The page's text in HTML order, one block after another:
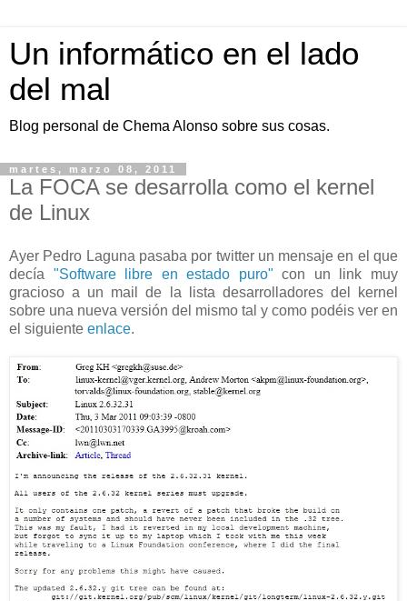
Un informático en el lado
del mal
Blog personal de Chema Alonso sobre sus cosas.
martes, marzo 08, 2011
La FOCA se desarrolla como el kernel
de Linux
Ayer Pedro Laguna pasaba por twitter un mensaje en el que
decía "Software libre en estado puro" con un link muy
gracioso a un mail de la lista desarrolladores del kernel
sobre una nueva versión del mismo tal y como podéis ver en
el siguiente enlace.